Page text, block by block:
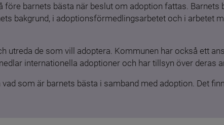
barnets bästa när beslut om adoption fattas. Barnets
bakgrund, i adoptionsförmedlingsarbetet och i arbetet
utreda de som vill adoptera. Kommunen har också ett
internationella adoptioner och har tillsyn över deras
som är barnets bästa i samband med adoption. Det